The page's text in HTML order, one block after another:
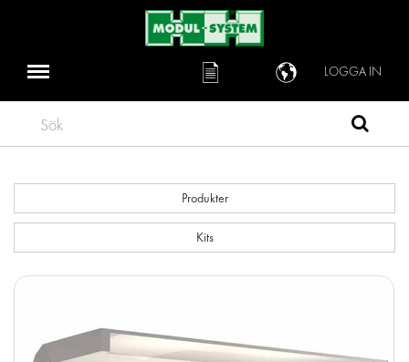
LOGGA IN
Sök
Produkter
Kits